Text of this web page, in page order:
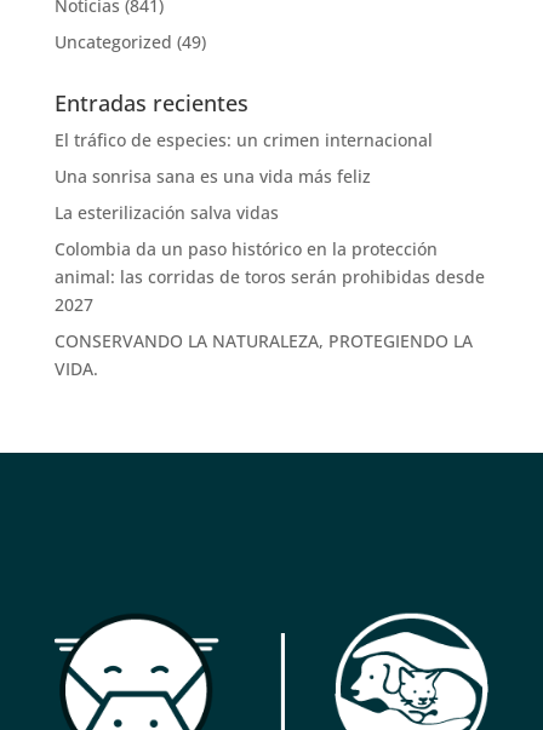
Noticias (841)
Uncategorized (49)
Entradas recientes
El tráfico de especies: un crimen internacional
Una sonrisa sana es una vida más feliz
La esterilización salva vidas
Colombia da un paso histórico en la protección
animal: las corridas de toros serán prohibidas desde
2027
CONSERVANDO LA NATURALEZA, PROTEGIENDO LA
VIDA.